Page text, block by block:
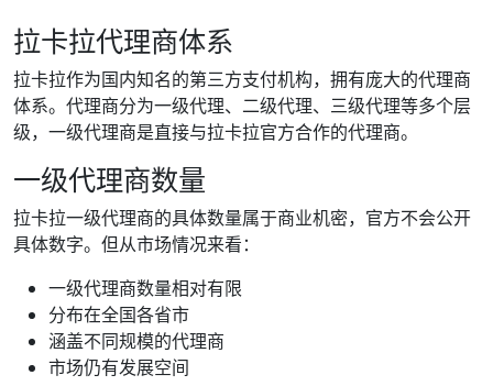
拉卡拉代理商体系
拉卡拉作为国内知名的第三方支付机构，拥有庞大的代理商
体系。代理商分为一级代理、二级代理、三级代理等多个层
级，一级代理商是直接与拉卡拉官方合作的代理商。
一级代理商数量
拉卡拉一级代理商的具体数量属于商业机密，官方不会公开
具体数字。但从市场情况来看：
一级代理商数量相对有限
分布在全国各省市
涵盖不同规模的代理商
市场仍有发展空间